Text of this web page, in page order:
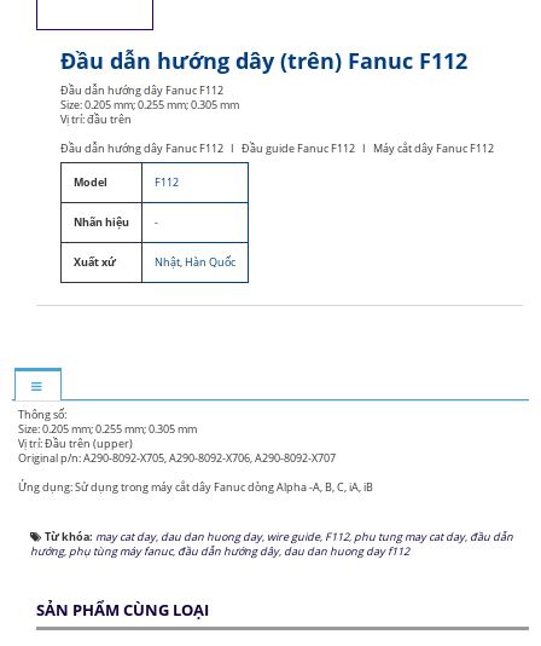
Đầu dẫn hướng dây (trên) Fanuc F112
Đầu dẫn hướng dây Fanuc F112
Size: 0.205 mm; 0.255 mm; 0.305 mm
Vị trí: đầu trên
Đầu dẫn hướng dây Fanuc F112 I Đầu guide Fanuc F112 I Máy cắt dây Fanuc F112
Model F112
Nhãn hiệu -
Xuất xứ Nhật, Hàn Quốc
Thông số:
Size: 0.205 mm; 0.255 mm; 0.305 mm
Vị trí: Đầu trên (upper)
Original p/n: A290-8092-X705, A290-8092-X706, A290-8092-X707
Ứng dụng: Sử dụng trong máy cắt dây Fanuc dòng Alpha -A, B, C, iA, iB
Từ khóa: may cat day, dau dan huong day, wire guide, F112,phu tung may cat day, đầu dẫn
hướng,phụ tùng máy fanuc, đầu dẫn hướng dây, dau dan huong day f112
SẢN PHẨM CÙNG LOẠI